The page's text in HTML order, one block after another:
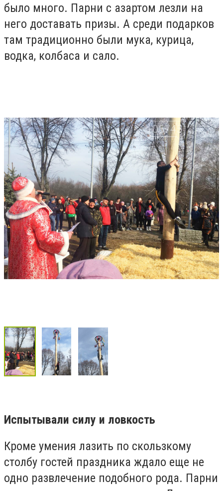
было много. Парни с азартом лезли на
него доставать призы. А среди подарков
там традиционно были мука, курица,
водка, колбаса и сало.
Испытывали силу и ловкость
Кроме умения лазить по скользкому
столбу гостей праздника ждало еще не
одно развлечение подобного рода. Парни